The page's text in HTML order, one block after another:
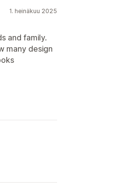
1. heinäkuu 2025
and family.
many design